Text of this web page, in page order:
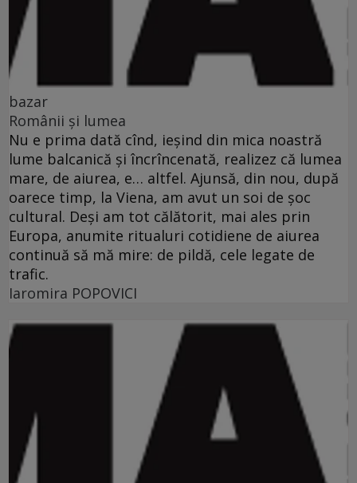
bazar
Românii şi lumea
Nu e prima dată cînd, ieşind din mica noastră
lume balcanică şi încrîncenată, realizez că lumea
mare, de aiurea, e… altfel. Ajunsă, din nou, după
oarece timp, la Viena, am avut un soi de şoc
cultural. Deşi am tot călătorit, mai ales prin
Europa, anumite ritualuri cotidiene de aiurea
continuă să mă mire: de pildă, cele legate de
trafic.
Iaromira POPOVICI